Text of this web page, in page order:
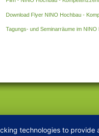
Download Flyer NINO Hochbau -
Tagungs- und Seminarräume im
technologies to